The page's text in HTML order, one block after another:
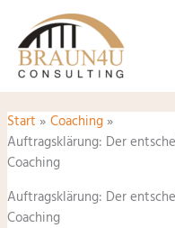
Inhalt
springen
Start
Coaching
Auftragsklärung: Der
Coaching
Auftragsklärung: Der
Coaching